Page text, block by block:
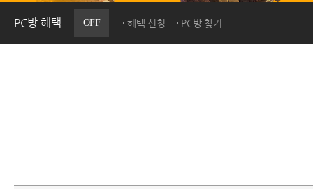
PC방 혜택 OFF 혜택 신청 PC방 찾기